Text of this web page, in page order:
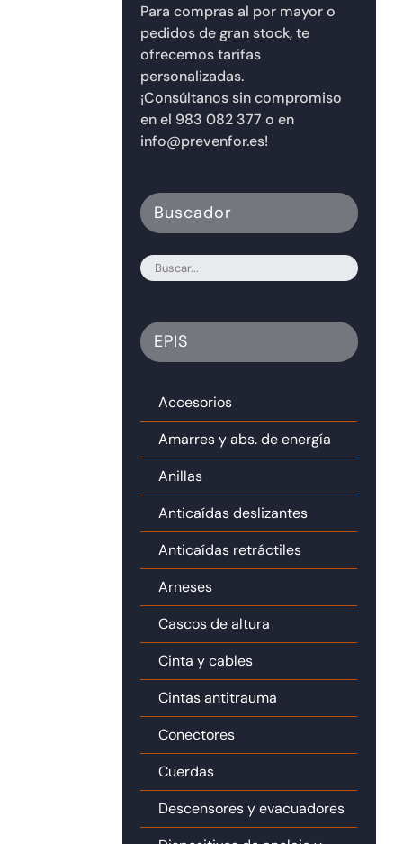
Para compras al por mayor o
pedidos de gran stock, te
ofrecemos tarifas
personalizadas.
¡Consúltanos sin compromiso
en el 983 082 377 o en
info@prevenfor.es!
Buscador
EPIS
Accesorios
Amarres y abs. de energía
Anillas
Anticaídas deslizantes
Anticaídas retráctiles
Arneses
Cascos de altura
Cinta y cables
Cintas antitrauma
Conectores
Cuerdas
Descensores y evacuadores